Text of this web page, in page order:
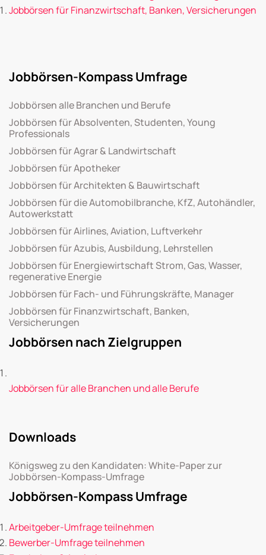
Jobbörsen für Finanzwirtschaft, Banken, Versicherungen
Jobbörsen-Kompass Umfrage
Jobbörsen alle Branchen und Berufe
Jobbörsen für Absolventen, Studenten, Young
Professionals
Jobbörsen für Agrar & Landwirtschaft
Jobbörsen für Apotheker
Jobbörsen für Architekten & Bauwirtschaft
Jobbörsen für die Automobilbranche, KfZ, Autohändler,
Autowerkstatt
Jobbörsen für Airlines, Aviation, Luftverkehr
Jobbörsen für Azubis, Ausbildung, Lehrstellen
Jobbörsen für Energiewirtschaft Strom, Gas, Wasser,
regenerative Energie
Jobbörsen für Fach- und Führungskräfte, Manager
Jobbörsen für Finanzwirtschaft, Banken,
Versicherungen
Jobbörsen nach Zielgruppen
Jobbörsen für alle Branchen und alle Berufe
Downloads
Königsweg zu den Kandidaten: White-Paper zur
Jobbörsen-Kompass-Umfrage
Jobbörsen-Kompass Umfrage
Arbeitgeber-Umfrage teilnehmen
Bewerber-Umfrage teilnehmen